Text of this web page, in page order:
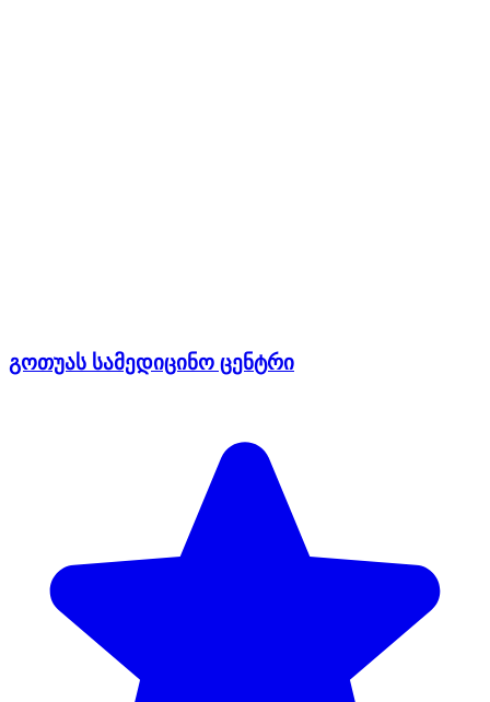
გოთუას სამედიცინო ცენტრი